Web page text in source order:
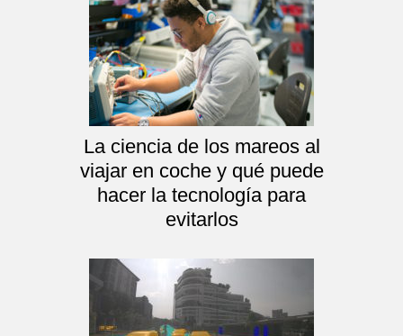
La ciencia de los mareos al
viajar en coche y qué puede
hacer la tecnología para
evitarlos